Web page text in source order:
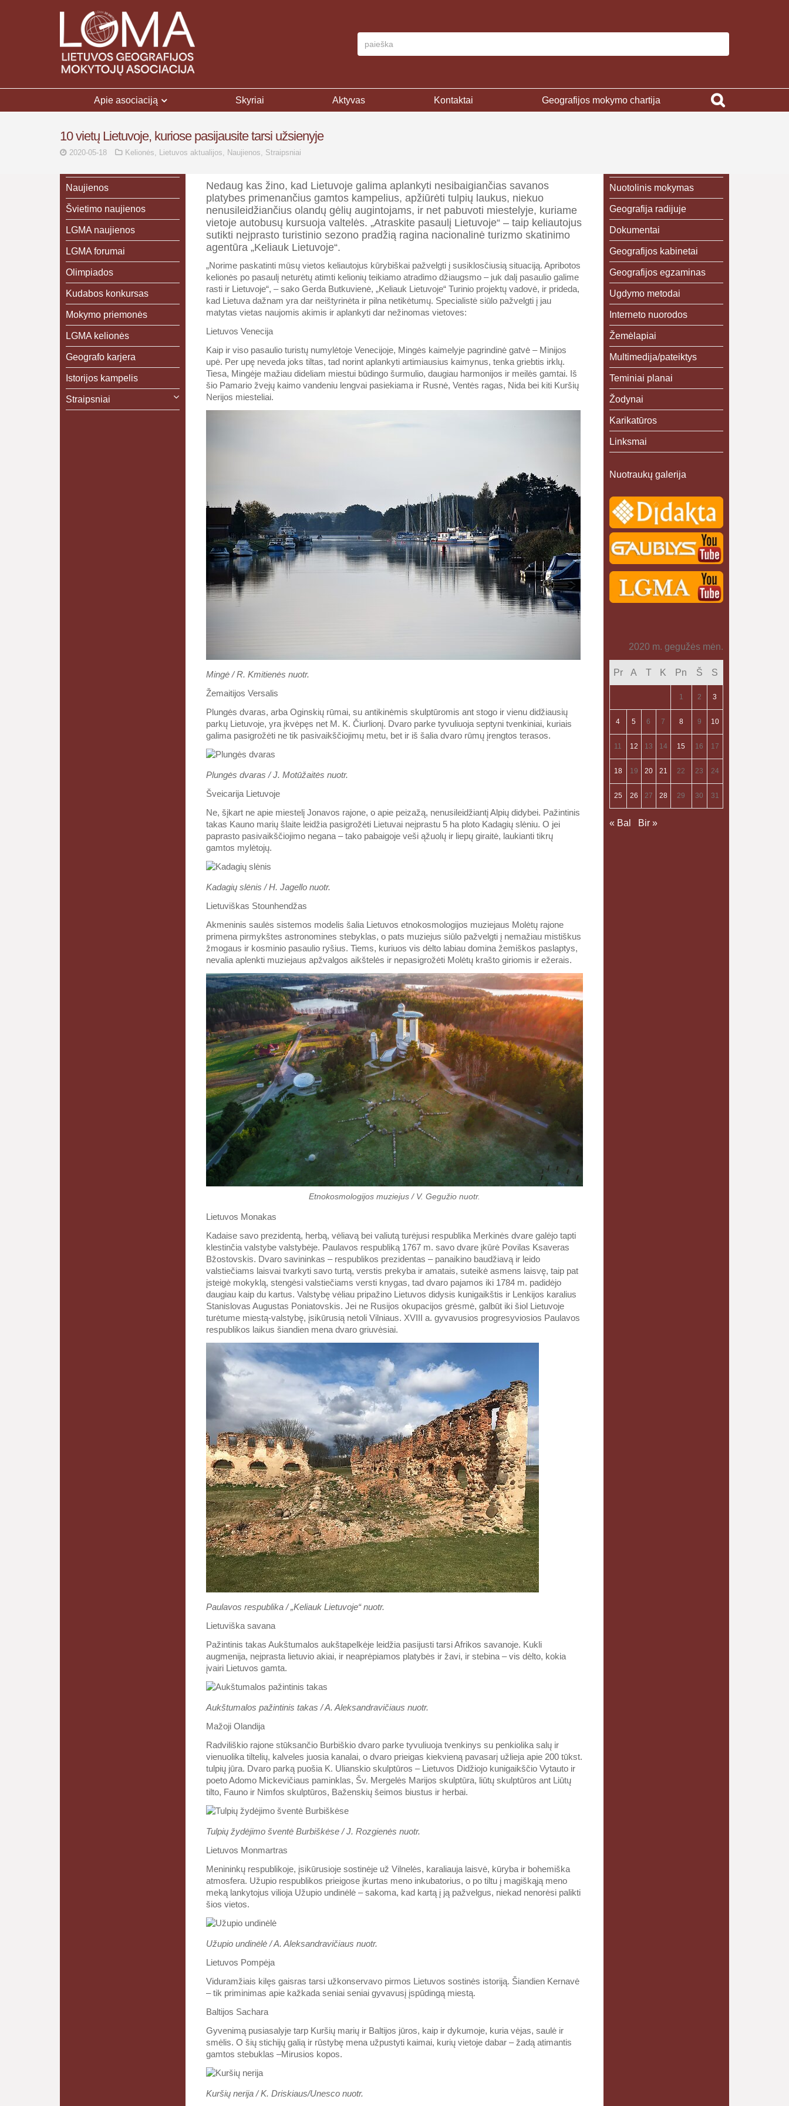
Apie asociaciją Skyriai Aktyvas Kontaktai Geografijos mokymo chartija
10 vietų Lietuvoje, kuriose pasijausite tarsi užsienyje
2020-05-18 Kelionės, Lietuvos aktualijos, Naujienos, Straipsniai
Nedaug kas žino, kad Lietuvoje galima aplankyti nesibaigiančias savanos
platybes primenančius gamtos kampelius, apžiūrėti tulpių laukus, niekuo
nenusileidžiančius olandų gėlių augintojams, ir net pabuvoti miestelyje, kuriame
vietoje autobusų kursuoja valtelės. „Atraskite pasaulį Lietuvoje“ – taip keliautojus
sutikti neįprasto turistinio sezono pradžią ragina nacionalinė turizmo skatinimo
agentūra „Keliauk Lietuvoje“.
„Norime paskatinti mūsų vietos keliautojus kūrybiškai pažvelgti į susiklosčiusią situaciją. Apribotos
kelionės po pasaulį neturėtų atimti kelionių teikiamo atradimo džiaugsmo – juk dalį pasaulio galime
rasti ir Lietuvoje“, – sako Gerda Butkuvienė, „Keliauk Lietuvoje“ Turinio projektų vadovė, ir prideda,
kad Lietuva dažnam yra dar neištyrinėta ir pilna netikėtumų. Specialistė siūlo pažvelgti į jau
matytas vietas naujomis akimis ir aplankyti dar nežinomas vietoves:
Lietuvos Venecija
Kaip ir viso pasaulio turistų numylėtoje Venecijoje, Mingės kaimelyje pagrindinė gatvė – Minijos
upė. Per upę neveda joks tiltas, tad norint aplankyti artimiausius kaimynus, tenka griebtis irklų.
Tiesa, Mingėje mažiau dideliam miestui būdingo šurmulio, daugiau harmonijos ir meilės gamtai. Iš
šio Pamario žvejų kaimo vandeniu lengvai pasiekiama ir Rusnė, Ventės ragas, Nida bei kiti Kuršių
Nerijos miesteliai.
Mingė / R. Kmitienės nuotr.
Žemaitijos Versalis
Plungės dvaras, arba Oginskių rūmai, su antikinėmis skulptūromis ant stogo ir vienu didžiausių
parkų Lietuvoje, yra įkvėpęs net M. K. Čiurlionį. Dvaro parke tyvuliuoja septyni tvenkiniai, kuriais
galima pasigrožėti ne tik pasivaikščiojimų metu, bet ir iš šalia dvaro rūmų įrengtos terasos.
Plungės dvaras / J. Motūžaitės nuotr.
Šveicarija Lietuvoje
Ne, šįkart ne apie miestelį Jonavos rajone, o apie peizažą, nenusileidžiantį Alpių didybei. Pažintinis
takas Kauno marių šlaite leidžia pasigrožėti Lietuvai neįprastu 5 ha ploto Kadagių slėniu. O jei
paprasto pasivaikščiojimo negana – tako pabaigoje veši ąžuolų ir liepų giraitė, laukianti tikrų
gamtos mylėtojų.
Kadagių slėnis / H. Jagello nuotr.
Lietuviškas Stounhendžas
Akmeninis saulės sistemos modelis šalia Lietuvos etnokosmologijos muziejaus Molėtų rajone
primena pirmykštes astronomines stebyklas, o pats muziejus siūlo pažvelgti į nemažiau mistiškus
žmogaus ir kosminio pasaulio ryšius. Tiems, kuriuos vis dėlto labiau domina žemiškos paslaptys,
nevalia aplenkti muziejaus apžvalgos aikštelės ir nepasigrožėti Molėtų krašto giriomis ir ežerais.
Etnokosmologijos muziejus / V. Gegužio nuotr.
Lietuvos Monakas
Kadaise savo prezidentą, herbą, vėliavą bei valiutą turėjusi respublika Merkinės dvare galėjo tapti
klestinčia valstybe valstybėje. Paulavos respubliką 1767 m. savo dvare įkūrė Povilas Ksaveras
Bžostovskis. Dvaro savininkas – respublikos prezidentas – panaikino baudžiavą ir leido
valstiečiams laisvai tvarkyti savo turtą, verstis prekyba ir amatais, suteikė asmens laisvę, taip pat
įsteigė mokyklą, stengėsi valstiečiams versti knygas, tad dvaro pajamos iki 1784 m. padidėjo
daugiau kaip du kartus. Valstybę vėliau pripažino Lietuvos didysis kunigaikštis ir Lenkijos karalius
Stanislovas Augustas Poniatovskis. Jei ne Rusijos okupacijos grėsmė, galbūt iki šiol Lietuvoje
turėtume miestą-valstybę, įsikūrusią netoli Vilniaus. XVIII a. gyvavusios progresyviosios Paulavos
respublikos laikus šiandien mena dvaro griuvėsiai.
Paulavos respublika / „Keliauk Lietuvoje“ nuotr.
Lietuviška savana
Pažintinis takas Aukštumalos aukštapelkėje leidžia pasijusti tarsi Afrikos savanoje. Kukli
augmenija, neįprasta lietuvio akiai, ir neaprėpiamos platybės ir žavi, ir stebina – vis dėlto, kokia
įvairi Lietuvos gamta.
Aukštumalos pažintinis takas / A. Aleksandravičiaus nuotr.
Mažoji Olandija
Radviliškio rajone stūksančio Burbiškio dvaro parke tyvuliuoja tvenkinys su penkiolika salų ir
vienuolika tiltelių, kalveles juosia kanalai, o dvaro prieigas kiekvieną pavasarį užlieja apie 200 tūkst.
tulpių jūra. Dvaro parką puošia K. Ulianskio skulptūros – Lietuvos Didžiojo kunigaikščio Vytauto ir
poeto Adomo Mickevičiaus paminklas, Šv. Mergelės Marijos skulptūra, liūtų skulptūros ant Liūtų
tilto, Fauno ir Nimfos skulptūros, Baženskių šeimos biustus ir herbai.
Tulpių žydėjimo šventė Burbiškėse / J. Rozgienės nuotr.
Lietuvos Monmartras
Menininkų respublikoje, įsikūrusioje sostinėje už Vilnelės, karaliauja laisvė, kūryba ir bohemiška
atmosfera. Užupio respublikos prieigose įkurtas meno inkubatorius, o po tiltu į magiškąją meno
meką lankytojus vilioja Užupio undinėlė – sakoma, kad kartą į ją pažvelgus, niekad nenorėsi palikti
šios vietos.
Užupio undinėlė / A. Aleksandravičiaus nuotr.
Lietuvos Pompėja
Viduramžiais kilęs gaisras tarsi užkonservavo pirmos Lietuvos sostinės istoriją. Šiandien Kernavė
– tik priminimas apie kažkada seniai seniai gyvavusį įspūdingą miestą.
Baltijos Sachara
Gyvenimą pusiasalyje tarp Kuršių marių ir Baltijos jūros, kaip ir dykumoje, kuria vėjas, saulė ir
smėlis. O šių stichijų galią ir rūstybę mena užpustyti kaimai, kurių vietoje dabar – žadą atimantis
gamtos stebuklas –Mirusios kopos.
Kuršių nerija / K. Driskiaus/Unesco nuotr.
Naujienos
Švietimo naujienos
LGMA naujienos
LGMA forumai
Olimpiados
Kudabos konkursas
Mokymo priemonės
LGMA kelionės
Geografo karjera
Istorijos kampelis
Straipsniai
Nuotolinis mokymas
Geografija radijuje
Dokumentai
Geografijos kabinetai
Geografijos egzaminas
Ugdymo metodai
Interneto nuorodos
Žemėlapiai
Multimedija/pateiktys
Teminiai planai
Žodynai
Karikatūros
Linksmai
Nuotraukų galerija
2020 m. gegužės mėn.
Pr A T K Pn Š S
1 2 3
4 5 6 7 8 9 10
11 12 13 14 15 16 17
18 19 20 21 22 23 24
25 26 27 28 29 30 31
« Bal Bir »